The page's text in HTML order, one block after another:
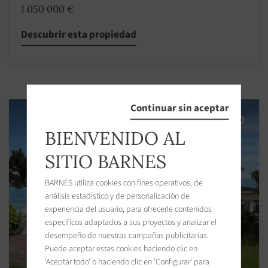
1 050 000 €
Descubrir esta propiedad
Continuar sin aceptar
BIENVENIDO AL
SITIO BARNES
BARNES utiliza cookies con fines operativos, de
análisis estadístico y de personalización de
experiencia del usuario, para ofrecerle contenidos
específicos adaptados a sus proyectos y analizar el
desempeño de nuestras campañas publicitarias.
Puede aceptar estas cookies haciendo clic en
'Aceptar todo' o haciendo clic en 'Configurar' para